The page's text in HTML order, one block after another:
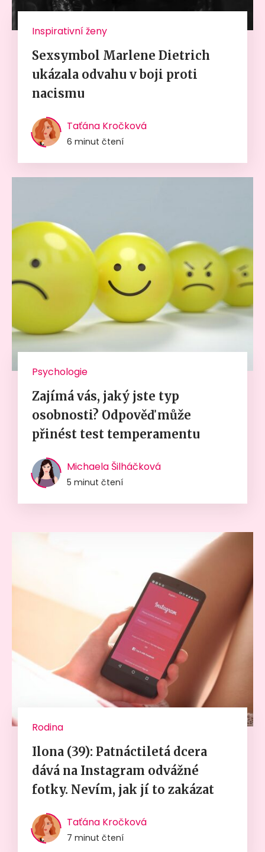
Inspirativní ženy
Sexsymbol Marlene Dietrich
ukázala odvahu v boji proti
nacismu
Taťána Kročková
6 minut čtení
Psychologie
Zajímá vás, jaký jste typ
osobnosti? Odpověď může
přinést test temperamentu
Michaela Šilháčková
5 minut čtení
Rodina
Ilona (39): Patnáctiletá dcera
dává na Instagram odvážné
fotky. Nevím, jak jí to zakázat
Taťána Kročková
7 minut čtení